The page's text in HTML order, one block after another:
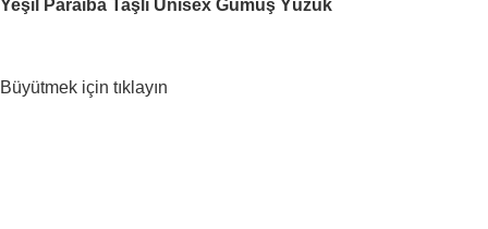
Yeşil Paraiba Taşlı Unisex Gümüş Yüzük
Büyütmek için tıklayın